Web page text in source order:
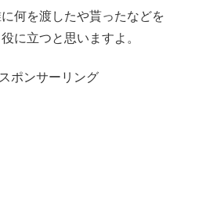
何を渡したや貰ったなどを
に立つと思いますよ。
スポンサーリング